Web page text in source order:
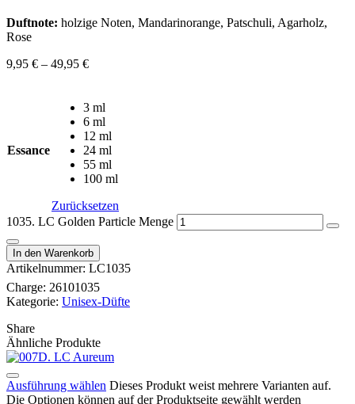
Duftnote: holzige Noten, Mandarinorange, Patschuli, Agarholz,
Rose
9,95 € – 49,95 €
Essance
3 ml
6 ml
12 ml
24 ml
55 ml
100 ml
Zurücksetzen
1035. LC Golden Particle Menge
In den Warenkorb
Artikelnummer: LC1035
Charge: 26101035
Kategorie: Unisex-Düfte
Share
Ähnliche Produkte
Ausführung wählen Dieses Produkt weist mehrere Varianten auf.
Die Optionen können auf der Produktseite gewählt werden